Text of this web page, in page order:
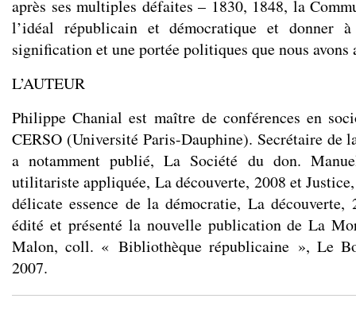
après ses multiples défaites – 1830, 1848, la
l’idéal républicain et démocratique et donner
signification et une portée politiques que nous avons
L’AUTEUR
Philippe Chanial est maître de conférences en
CERSO (Université Paris-Dauphine). Secrétaire de
a notamment publié, La Société du don.
utilitariste appliquée, La découverte, 2008 et
délicate essence de la démocratie, La
édité et présenté la nouvelle publication de La
Malon, coll. « Bibliothèque républicaine », Le
2007.